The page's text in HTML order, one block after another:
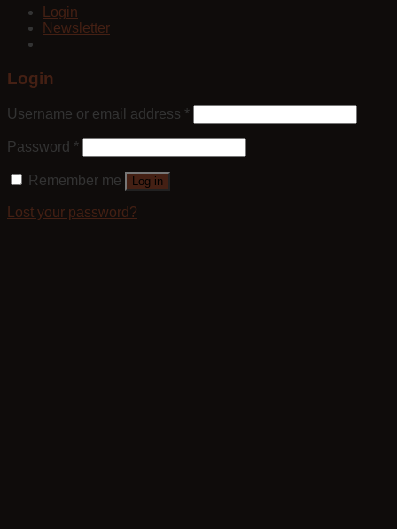
Login
Newsletter
Login
Username or email address *
Password *
Remember me Log in
Lost your password?